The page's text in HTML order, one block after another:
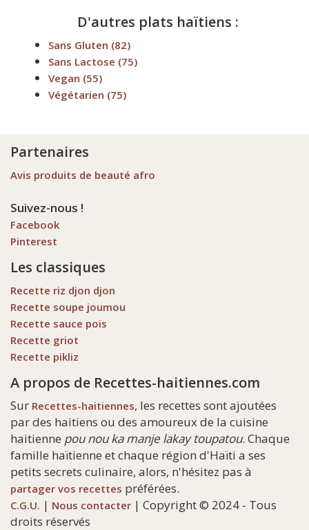
D'autres plats haïtiens :
Sans Gluten (82)
Sans Lactose (75)
Vegan (55)
Végétarien (75)
Partenaires
Avis produits de beauté afro
Suivez-nous !
Facebook
Pinterest
Les classiques
Recette riz djon djon
Recette soupe joumou
Recette sauce pois
Recette griot
Recette pikliz
A propos de Recettes-haitiennes.com
Sur Recettes-haitiennes, les recettes sont ajoutées
par des haitiens ou des amoureux de la cuisine
haitienne pou nou ka manje lakay toupatou. Chaque
famille haïtienne et chaque région d'Haïti a ses
petits secrets culinaire, alors, n'hésitez pas à
partager vos recettes préférées.
C.G.U. | Nous contacter | Copyright © 2024 - Tous
droits réservés